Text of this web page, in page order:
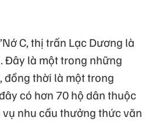
C, thị trấn Lạc Dương là
Đây là một trong những
đồng thời là một trong
có hơn 70 hộ dân thuộc
vụ nhu cầu thưởng thức văn